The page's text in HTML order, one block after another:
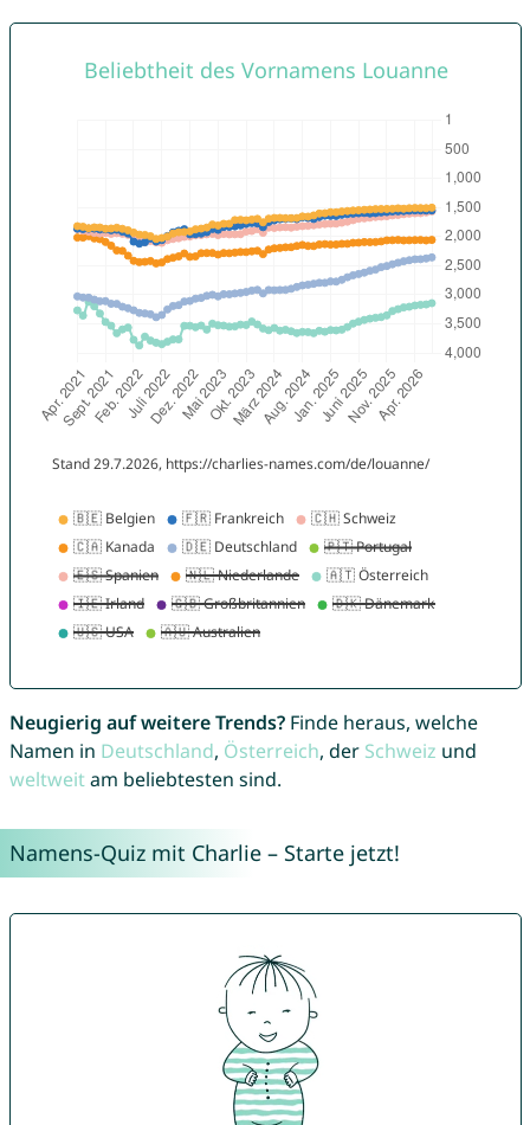
Neugierig auf weitere Trends?Finde heraus, welche
Namen in Deutschland, Österreich, der Schweiz und
weltweitam beliebtesten sind.
Namens-Quiz mit Charlie – Starte jetzt!